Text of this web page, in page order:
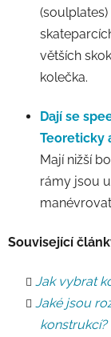
větších
kolečka.
Dají se
Teoreticky
Mají nižší
rámy jsou
Související
Jak vybrat
Jaké jsou
konstrukcí?